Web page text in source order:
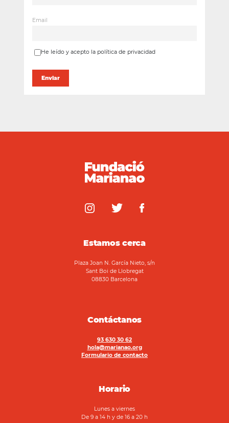
Email
He leído y acepto la política de privacidad
Estamos cerca
Plaza Joan N. García Nieto, s/n
Sant Boi de Llobregat
08830 Barcelona
Contáctanos
93 630 30 62
hola@marianao.org
Formulario de contacto
Horario
Lunes a viernes
De 9 a 14 h y de 16 a 20 h